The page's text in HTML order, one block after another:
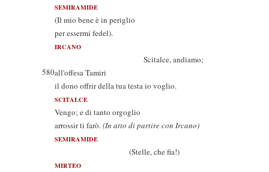
SEMIRAMIDE
(Il mio bene è in periglio
per essermi fedel).
IRCANO
Scitalce, andiamo;
580all'offesa Tamiri
il dono offrir della tua testa io voglio.
SCITALCE
Vengo; e di tanto orgoglio
arrossir ti farò.(In atto di partire con Ircano)
SEMIRAMIDE
(Stelle, che fia!)
MIRTEO